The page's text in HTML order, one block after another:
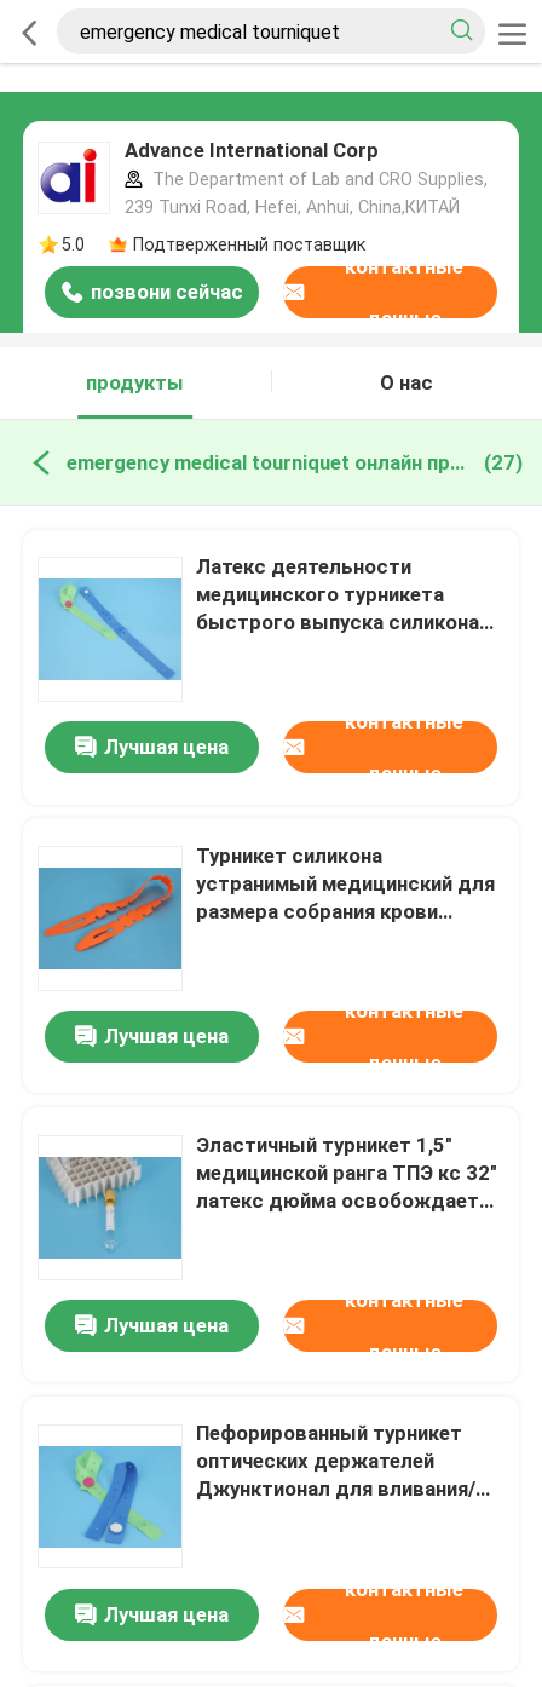
Advance International Corp
The Department of Lab and CRO Supplies,
239 Tunxi Road, Hefei, Anhui, China,КИТАЙ
5.0
Подтверженный поставщик
позвони сейчас
контактные
данные
продукты О нас
emergency medical tourniquet онлайн производство (27)
Латекс деятельности
медицинского турникета
быстрого выпуска силикона
Лучшая цена
контактные
данные
Турникет силикона
устранимый медицинский для
размера собрания крови
Лучшая цена
контактные
данные
Эластичный турникет 1,5"
медицинской ранга ТПЭ кс 32"
латекс дюйма освобождает
Лучшая цена
контактные
данные
Пефорированный турникет
оптических держателей
Джунктионал для вливания/
Лучшая цена
контактные
данные